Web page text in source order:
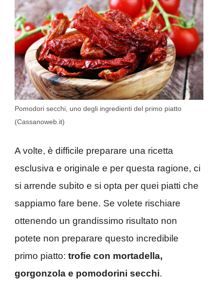
Pomodori secchi, uno degli ingredienti del primo piatto
(Cassanoweb.it)
A volte, è difficile preparare una ricetta
esclusiva e originale e per questa ragione, ci
si arrende subito e si opta per quei piatti che
sappiamo fare bene. Se volete rischiare
ottenendo un grandissimo risultato non
potete non preparare questo incredibile
primo piatto: trofie con mortadella,
gorgonzola e pomodorini secchi.